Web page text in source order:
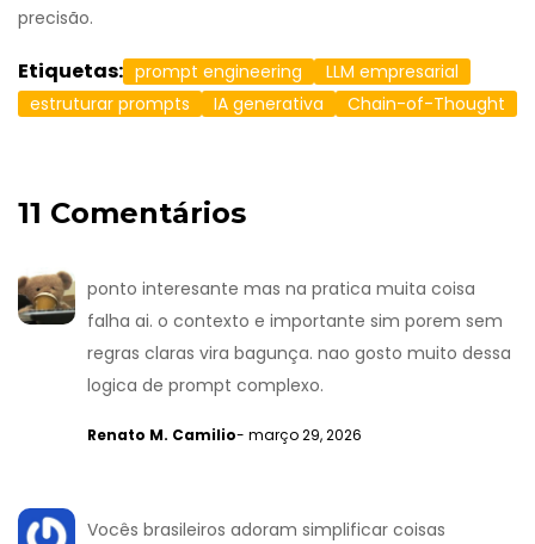
precisão.
Etiquetas: prompt engineering
LLM empresarial
estruturar prompts
IA generativa Chain-of-Thought
11 Comentários
ponto interesante mas na pratica muita coisa
falha ai. o contexto e importante sim porem sem
regras claras vira bagunça. nao gosto muito dessa
logica de prompt complexo.
Renato M. Camilio- março 29, 2026
Vocês brasileiros adoram simplificar coisas